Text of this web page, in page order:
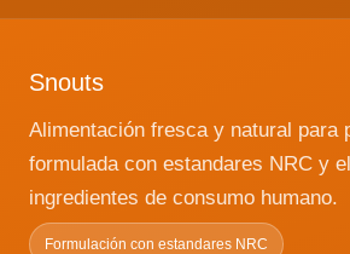
Snouts
Alimentación fresca y natural para
formulada con estandares NRC y
ingredientes de consumo humano.
Formulación con estandares NRC